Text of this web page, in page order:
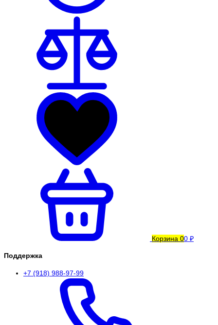
Корзина 00 ₽
Поддержка
+7 (918) 988-97-99